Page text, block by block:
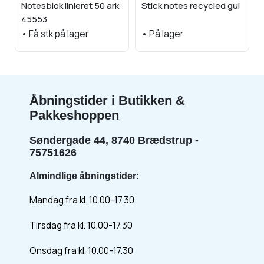
Notesblok linieret 50 ark
45553
• Få stk.på lager
Stick notes recycled gul
• På lager
Åbningstider i Butikken &
Pakkeshoppen
Søndergade 44, 8740 Brædstrup -
75751626
Almindlige åbningstider:
Mandag fra kl. 10.00-17.30
Tirsdag fra kl. 10.00-17.30
Onsdag fra kl. 10.00-17.30